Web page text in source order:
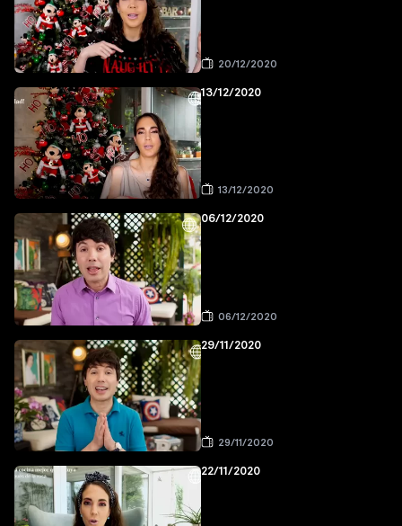
20/12/2020
13/12/2020
13/12/2020
06/12/2020
06/12/2020
29/11/2020
29/11/2020
22/11/2020